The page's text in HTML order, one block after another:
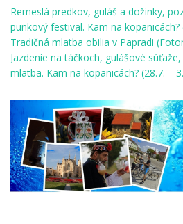
Remeslá predkov, guláš a dožinky,
punkový festival. Kam na kopanicách?
Tradičná mlatba obilia v Papradi
Jazdenie na táčkoch, gulášové
mlatba. Kam na kopanicách? (28.7. –